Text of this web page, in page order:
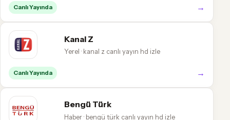
Canlı Yayında →
Kanal Z
Yerel · kanal z canlı yayın hd izle
Canlı Yayında →
Bengü Türk
Haber · bengü türk canlı yayın hd izle